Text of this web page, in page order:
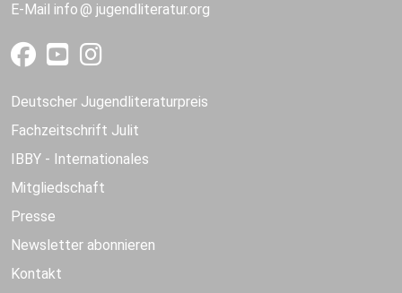
E-Mail info jugendliteratur.org
Deutscher Jugendliteraturpreis
Fachzeitschrift Julit
IBBY - Internationales
Mitgliedschaft
Presse
Newsletter abonnieren
Kontakt